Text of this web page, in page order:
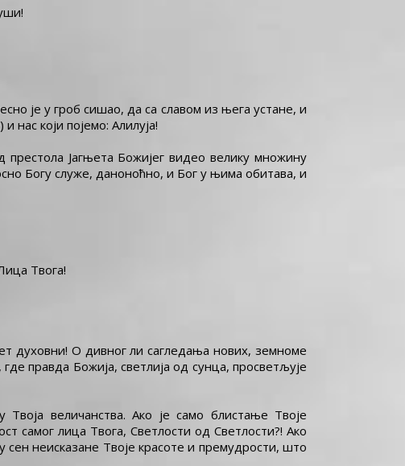
је у гроб сишао, да са славом из њега устане, и
нас који појемо: Алилуја!
Јагњета Божијег видео велику множину
Богу служе, даноноћно, и Бог у њима обитава, и
Твога!
духовни! О дивног ли сагледања нових, земноме
правда Божија, светлија од сунца, просветљује
величанства. Ако је само блистање Твоје
самог лица Твога, Светлости од Светлости?! Ако
неисказане Твоје красоте и премудрости, што